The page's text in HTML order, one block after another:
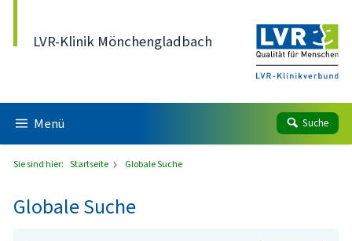
LVR-Klinik Mönchengladbach
Menü Suche
Sie sind hier: Startseite Globale Suche
Globale Suche